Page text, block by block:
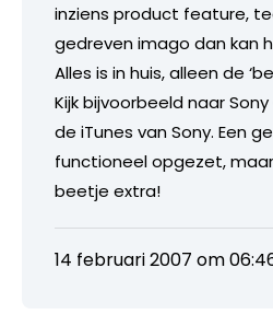
inziens product feature,
gedreven imago dan kan
Alles is in huis, alleen de
Kijk bijvoorbeeld naar
de iTunes van Sony. Een
functioneel opgezet,
beetje extra!
14 februari 2007 om